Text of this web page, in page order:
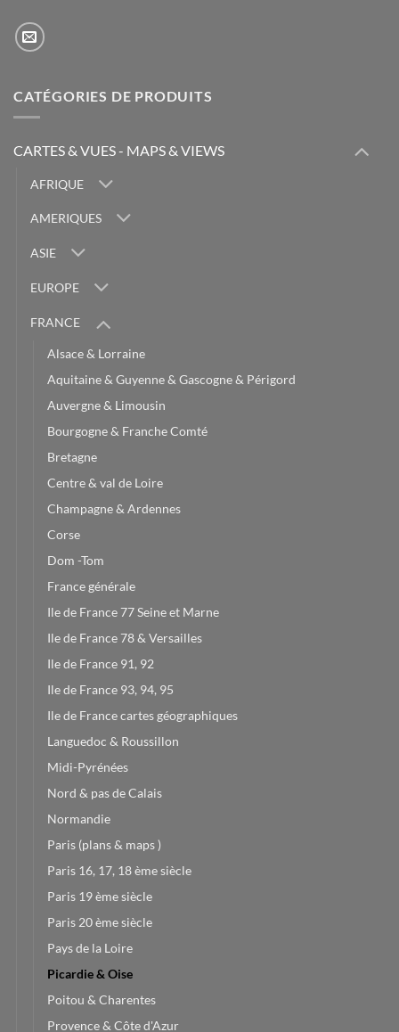
CATÉGORIES DE PRODUITS
CARTES & VUES - MAPS & VIEWS
AFRIQUE
AMERIQUES
ASIE
EUROPE
FRANCE
Alsace & Lorraine
Aquitaine & Guyenne & Gascogne & Périgord
Auvergne & Limousin
Bourgogne & Franche Comté
Bretagne
Centre & val de Loire
Champagne & Ardennes
Corse
Dom -Tom
France générale
Ile de France 77 Seine et Marne
Ile de France 78 & Versailles
Ile de France 91, 92
Ile de France 93, 94, 95
Ile de France cartes géographiques
Languedoc & Roussillon
Midi-Pyrénées
Nord & pas de Calais
Normandie
Paris (plans & maps )
Paris 16, 17, 18 ème siècle
Paris 19 ème siècle
Paris 20 ème siècle
Pays de la Loire
Picardie & Oise
Poitou & Charentes
Provence & Côte d'Azur